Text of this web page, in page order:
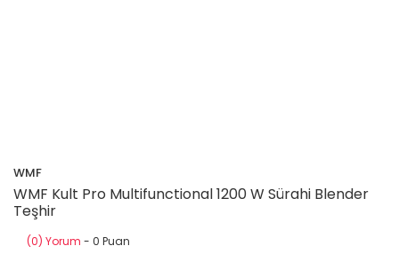
WMF
WMF Kult Pro Multifunctional 1200 W Sürahi Blender
Teşhir
(0) Yorum - 0 Puan